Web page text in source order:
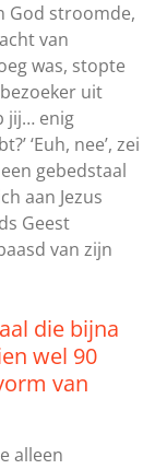
God stroomde,
van
was, stopte
uit
jij… enig
‘Euh, nee’, zei
gebedstaal
aan Jezus
Geest
van zijn
die bijna
wel 90
van
alleen